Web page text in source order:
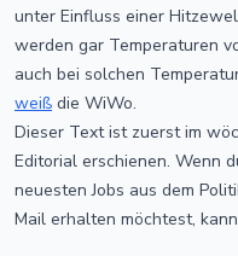
unter Einfluss einer
werden gar Temperaturen
auch bei solchen
weiß die WiWo.
Dieser Text ist zuerst im
Editorial erschienen. Wenn
neuesten Jobs aus dem
Mail erhalten möchtest,